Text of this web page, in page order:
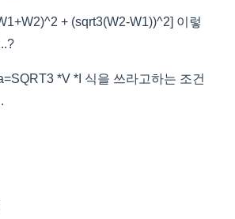
+ (sqrt3(W2-W1))^2] 이렇
*V *I 식을 쓰라고하는 조건